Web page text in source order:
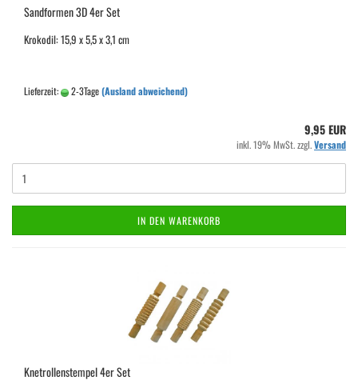
Sandformen 3D 4er Set
Krokodil: 15,9 x 5,5 x 3,1 cm
Lieferzeit: 2-3Tage(Ausland abweichend)
9,95 EUR
inkl. 19% MwSt. zzgl.Versand
IN DEN WARENKORB
Knetrollenstempel 4er Set